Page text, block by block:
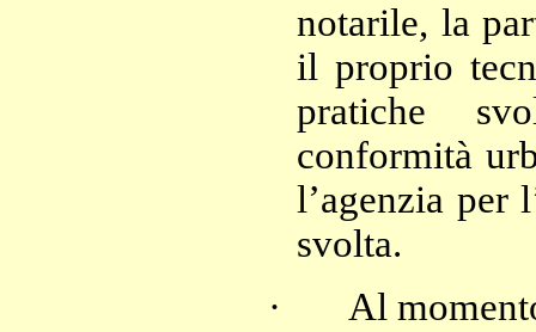
notarile, la
il proprio
pratiche
conformità
l’agenzia per
svolta.
·
Al